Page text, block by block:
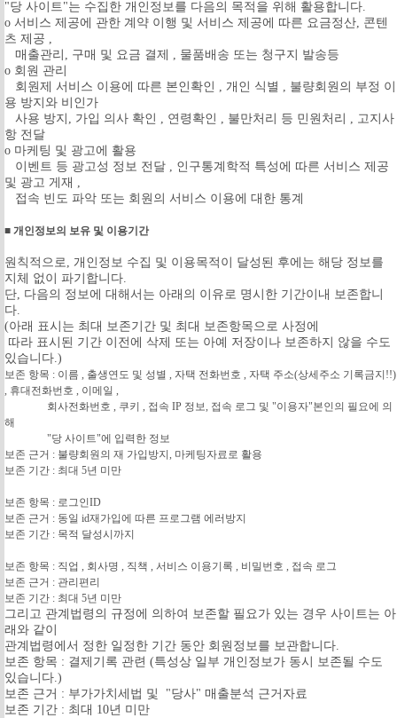
"당 사이트"는 수집한 개인정보를 다음의 목적을 위해 활용합니다.
ο 서비스 제공에 관한 계약 이행 및 서비스 제공에 따른 요금정산, 콘텐
츠 제공 ,
매출관리, 구매 및 요금 결제 , 물품배송 또는 청구지 발송등
ο 회원 관리
회원제 서비스 이용에 따른 본인확인 , 개인 식별 , 불량회원의 부정 이
용 방지와 비인가
사용 방지, 가입 의사 확인 , 연령확인 , 불만처리 등 민원처리 , 고지사
항 전달
ο 마케팅 및 광고에 활용
이벤트 등 광고성 정보 전달 , 인구통계학적 특성에 따른 서비스 제공
및 광고 게재 ,
접속 빈도 파악 또는 회원의 서비스 이용에 대한 통계
■ 개인정보의 보유 및 이용기간
원칙적으로, 개인정보 수집 및 이용목적이 달성된 후에는 해당 정보를
지체 없이 파기합니다.
단, 다음의 정보에 대해서는 아래의 이유로 명시한 기간이내 보존합니
다.
(아래 표시는 최대 보존기간 및 최대 보존항목으로 사정에
따라 표시된 기간 이전에 삭제 또는 아예 저장이나 보존하지 않을 수도
있습니다.)
보존 항목 : 이름 , 출생연도 및 성별 , 자택 전화번호 , 자택 주소(상세주소 기록금지!!)
, 휴대전화번호 , 이메일 ,
회사전화번호 , 쿠키 , 접속 IP 정보, 접속 로그 및 "이용자"본인의 필요에 의
해
"당 사이트"에 입력한 정보
보존 근거 : 불량회원의 재 가입방지, 마케팅자료로 활용
보존 기간 : 최대 5년 미만
보존 항목 : 로그인ID
보존 근거 : 동일 id재가입에 따른 프로그램 에러방지
보존 기간 : 목적 달성시까지
보존 항목 : 직업 , 회사명 , 직책 , 서비스 이용기록 , 비밀번호 , 접속 로그
보존 근거 : 관리편리
보존 기간 : 최대 5년 미만
그리고 관계법령의 규정에 의하여 보존할 필요가 있는 경우 사이트는 아
래와 같이
관계법령에서 정한 일정한 기간 동안 회원정보를 보관합니다.
보존 항목 : 결제기록 관련 (특성상 일부 개인정보가 동시 보존될 수도
있습니다.)
보존 근거 : 부가가치세법 및 "당사" 매출분석 근거자료
보존 기간 : 최대 10년 미만